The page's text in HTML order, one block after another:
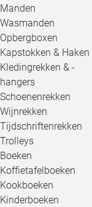
Manden
Wasmanden
Opbergboxen
Kapstokken & Haken
Kledingrekken & -
hangers
Schoenenrekken
Wijnrekken
Tijdschriftenrekken
Trolleys
Boeken
Koffietafelboeken
Kookboeken
Kinderboeken